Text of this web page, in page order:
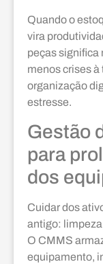
Quando o
vira
peças significa
menos crises à
organização
estresse.
Gestão
para
dos
Cuidar dos
antigo:
O CMMS
equipamento,